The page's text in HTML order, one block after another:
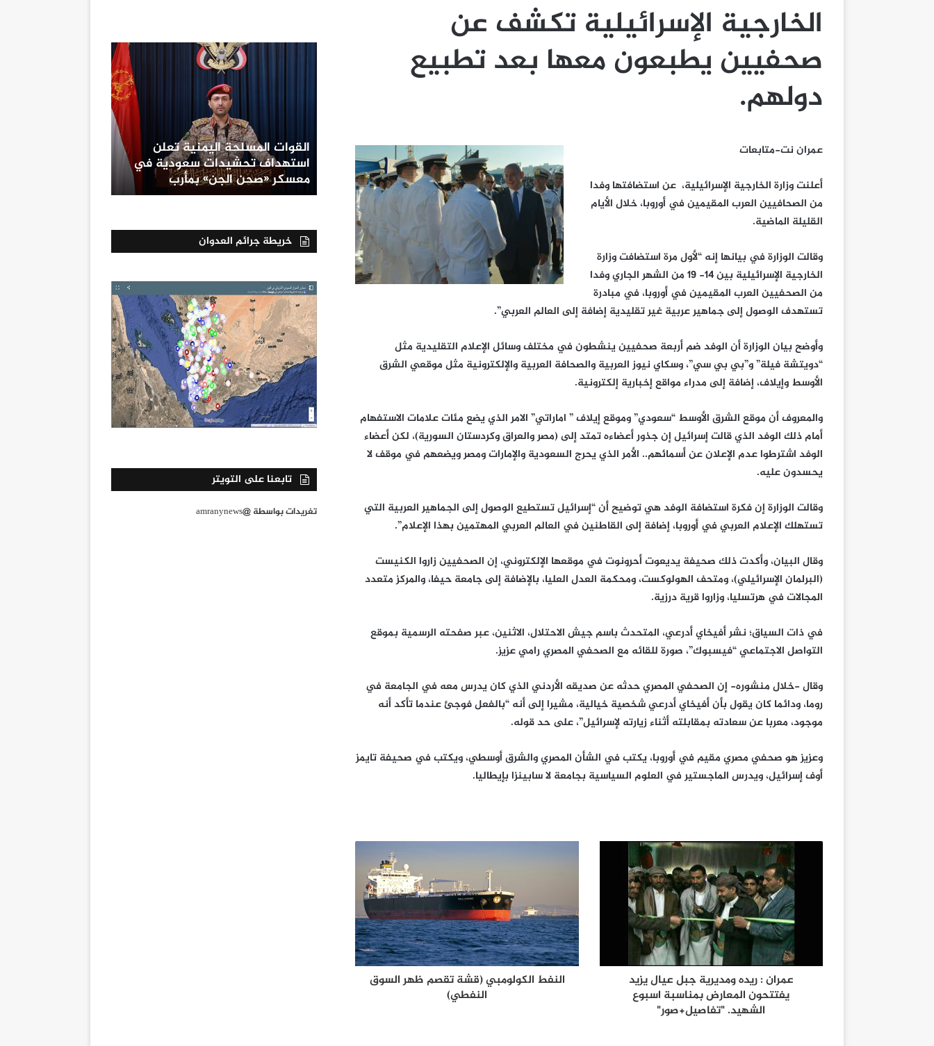
الخارجية الإسرائيلية تكشف عن
صحفيين يطبعون معها بعد تطبيع
دولهم.
عمران نت-متابعات
أعلنت وزارة الخارجية الإسرائيلية، عن استضافتها وفدا
من الصحافيين العرب المقيمين في أوروبا، خلال الأيام
القليلة الماضية.
وقالت الوزارة في بيانها إنه “لأول مرة استضافت وزارة
الخارجية الإسرائيلية بين 14- 19 من الشهر الجاري وفدا
من الصحفيين العرب المقيمين في أوروبا، في مبادرة
تستهدف الوصول إلى جماهير عربية غير تقليدية إضافة إلى العالم العربي”.
وأوضح بيان الوزارة أن الوفد ضم أربعة صحفيين ينشطون في مختلف وسائل الإعلام التقليدية مثل
“دويتشة فيلة” و”بي بي سي”، وسكاي نيوز العربية والصحافة العربية والإلكترونية مثل موقعي الشرق
الأوسط وإيلاف، إضافة إلى مدراء مواقع إخبارية إلكترونية.
والمعروف أن موقع الشرق الأوسط “سعودي” وموقع إيلاف ” اماراتي” الامر الذي يضع مئات علامات الاستفهام
أمام ذلك الوفد الذي قالت إسرائيل إن جذور أعضاءه تمتد إلى (مصر والعراق وكردستان السورية)، لكن أعضاء
الوفد اشترطوا عدم الإعلان عن أسمائهم.. الأمر الذي يحرج السعودية والإمارات ومصر ويضعهم في موقف لا
يحسدون عليه.
وقالت الوزارة إن فكرة استضافة الوفد هي توضيح أن “إسرائيل تستطيع الوصول إلى الجماهير العربية التي
تستهلك الإعلام العربي في أوروبا، إضافة إلى القاطنين في العالم العربي المهتمين بهذا الإعلام”.
وقال البيان، وأكدت ذلك صحيفة يديعوت أحرونوت في موقعها الإلكتروني، إن الصحفيين زاروا الكنيست
(البرلمان الإسرائيلي)، ومتحف الهولوكست، ومحكمة العدل العليا، بالإضافة إلى جامعة حيفا، والمركز متعدد
المجالات في هرتسليا، وزاروا قرية درزية.
في ذات السياق؛ نشر أفيخاي أدرعي، المتحدث باسم جيش الاحتلال، الاثنين، عبر صفحته الرسمية بموقع
التواصل الاجتماعي “فيسبوك”، صورة للقائه مع الصحفي المصري رامي عزيز.
وقال -خلال منشوره- إن الصحفي المصري حدثه عن صديقه الأردني الذي كان يدرس معه في الجامعة في
روما، ودائما كان يقول بأن أفيخاي أدرعي شخصية خيالية، مشيرا إلى أنه “بالفعل فوجئ عندما تأكد أنه
موجود، معربا عن سعادته بمقابلته أثناء زيارته لإسرائيل”، على حد قوله.
وعزيز هو صحفي مصري مقيم في أوروبا، يكتب في الشأن المصري والشرق أوسطي، ويكتب في صحيفة تايمز
أوف إسرائيل، ويدرس الماجستير في العلوم السياسية بجامعة لا سابينزا بإيطاليا.
عمران : ريده ومديرية جبل عيال يزيد
يفتتحون المعارض بمناسبة اسبوع
الشهيد. "تفاصيل+صور"
النفط الكولومبي (قشة تقصم ظهر السوق
النفطي)
القوات المسلحة اليمنية تعلن
استهداف تحشيدات سعودية في
معسكر «صحن الجن» بمأرب
خريطة جرائم العدوان
تابعنا على التويتر
تغريدات بواسطة @amranynews